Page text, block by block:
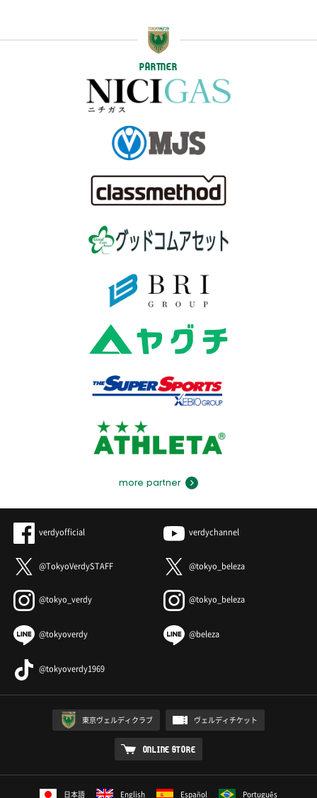
PARTNER
more partner
verdyofficial verdychannel
@TokyoVerdySTAFF @tokyo_beleza
@tokyo_verdy @tokyo_beleza
@tokyoverdy @beleza
@tokyoverdy1969
東京ヴェルディクラブ ヴェルディチケット
ONLINE STORE
日本語 English Español Português